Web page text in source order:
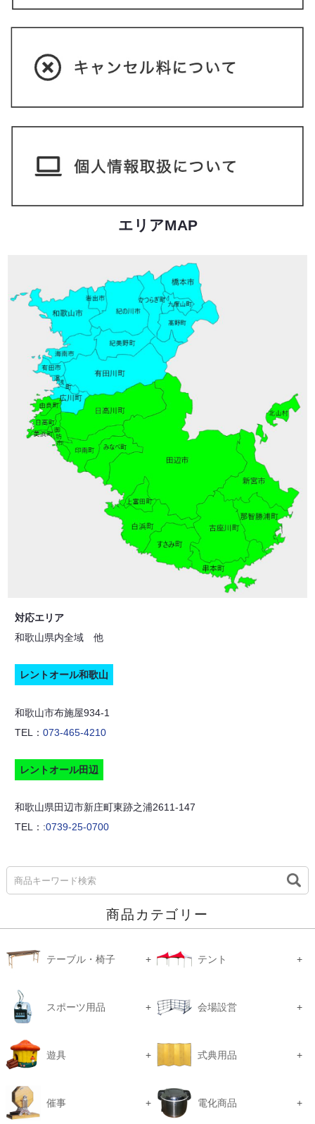
商品カテゴリー
テーブル・椅子 テント
スポーツ用品 会場設営
遊具 式典用品
催事 電化商品
エリアMAP
対応エリア
和歌山県内全域 他
レントオール和歌山
和歌山市布施屋934-1
TEL：073-465-4210
レントオール田辺
和歌山県田辺市新庄町東跡之浦2611-147
TEL：:0739-25-0700